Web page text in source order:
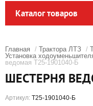
Каталог товаров
Главная / Трактора ЛТЗ /
Установка
ведомая Т25-1901040-Б
ШЕСТЕРНЯ
Артикул: Т25-1901040-Б